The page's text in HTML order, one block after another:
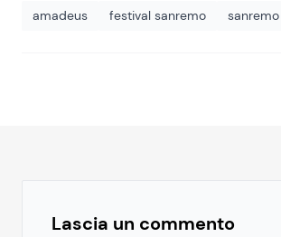
amadeus festival sanremo sanremo
Lascia un commento